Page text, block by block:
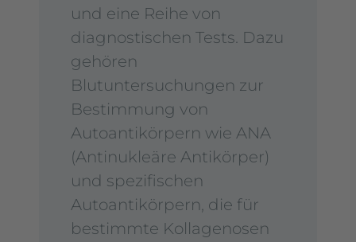
und eine Reihe von
diagnostischen Tests. Dazu
gehören
Blutuntersuchungen zur
Bestimmung von
Autoantikörpern wie ANA
(Antinukleäre Antikörper)
und spezifischen
Autoantikörpern, die für
bestimmte Kollagenosen